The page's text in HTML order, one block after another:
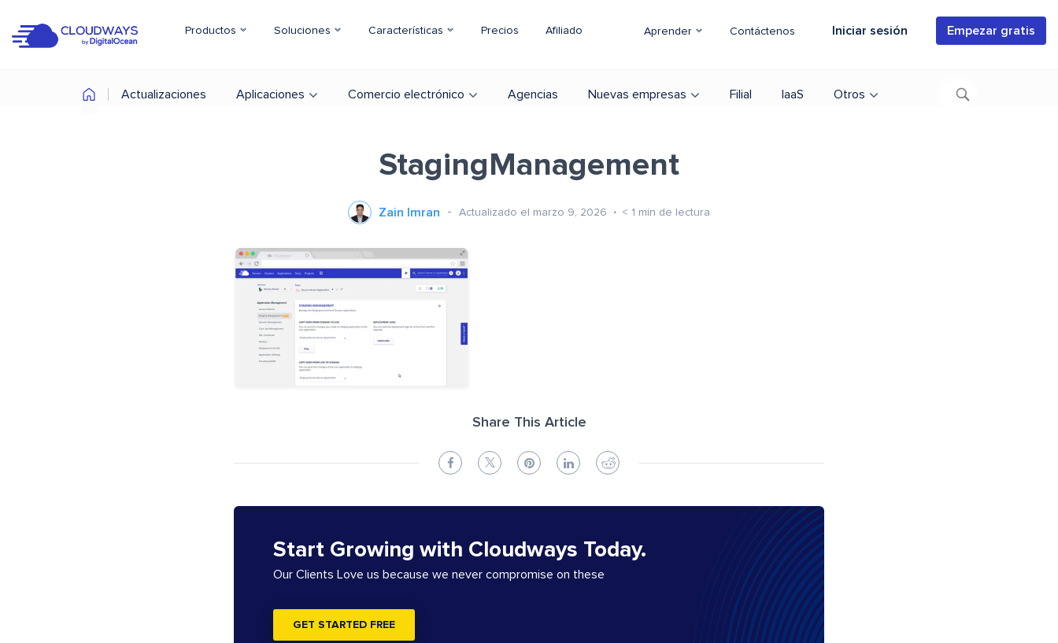
Productos Soluciones Características Precios Afiliado Aprender Contáctenos Iniciar sesión Empezar gratis
Actualizaciones Aplicaciones Comercio electrónico Agencias Nuevas empresas Filial IaaS Otros
StagingManagement
Zain Imran Actualizado el marzo 9, 2026 < 1 min de lectura
Share This Article
Start Growing with Cloudways Today.
Our Clients Love us because we never compromise on these
GET STARTED FREE